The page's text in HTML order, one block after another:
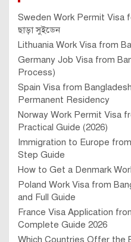
Sweden Work Permit Visa
ছাড়া সুইডেন
Lithuania Work Visa from
Germany Job Visa from
Process)
Spain Visa from
Permanent Residency
Norway Work Permit Visa
Practical Guide (2026)
Immigration to Europe
Step Guide
How to Get a Denmark
Poland Work Visa from
and Full Guide
France Visa Application
Complete Guide 2026
Which Countries Offer the